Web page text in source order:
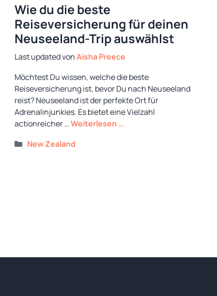
Wie du die beste
Reiseversicherung für deinen
Neuseeland-Trip auswählst
vonAisha Preece
Möchtest Du wissen, welche die beste
Reiseversicherung ist, bevor Du nach Neuseeland
reist? Neuseeland ist der perfekte Ort für
Adrenalinjunkies. Es bietet eine Vielzahl
actionreicher …Weiterlesen …
Kategorien
New Zealand